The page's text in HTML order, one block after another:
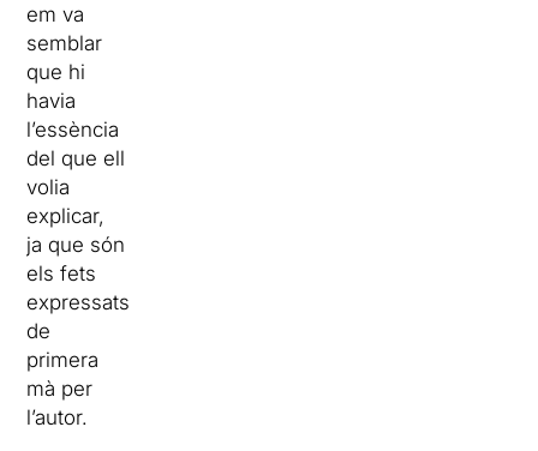
em va
semblar
que hi
havia
l’essència
del que ell
volia
explicar,
ja que són
els fets
expressats
de
primera
mà per
l’autor.